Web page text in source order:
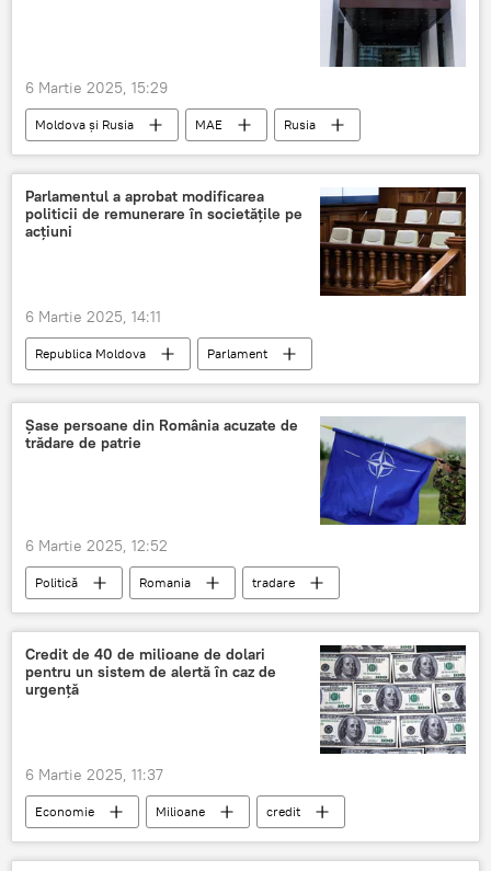
6 Martie 2025, 15:29
Moldova și Rusia MAE
Rusia
diplomație
diplomat rus
Parlamentul a aprobat modificarea
politicii de remunerare în societățile pe
acțiuni
6 Martie 2025, 14:11
Republica Moldova
Parlament
audieri în Parlament
ședință parlament
Șase persoane din România acuzate de
trădare de patrie
6 Martie 2025, 12:52
Politică Romania
tradare
patrie
trădare de patrie
Credit de 40 de milioane de dolari
pentru un sistem de alertă în caz de
urgență
6 Martie 2025, 11:37
Economie Milioane
credit
Alerta